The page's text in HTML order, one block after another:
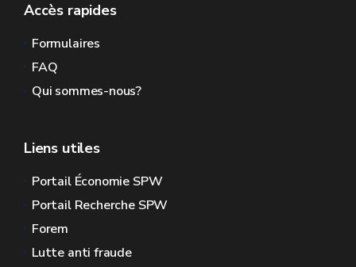
Accès rapides
Formulaires
FAQ
Qui sommes-nous?
Liens utiles
Portail Économie SPW
Portail Recherche SPW
Forem
Lutte anti fraude